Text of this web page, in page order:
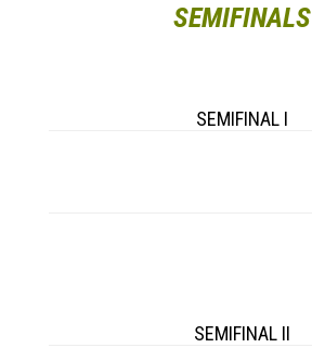
SEMIFINALS
SEMIFINAL I
SEMIFINAL II